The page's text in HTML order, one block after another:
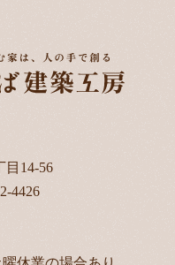
目14-56
4426